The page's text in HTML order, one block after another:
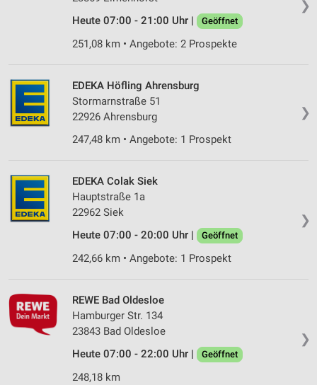
❯
Heute 07:00 - 21:00 Uhr |
Geöffnet
251,08 km • Angebote: 2 Prospekte
❯
EDEKA Höfling Ahrensburg
Stormarnstraße 51
22926 Ahrensburg
247,48 km • Angebote: 1 Prospekt
❯
EDEKA Colak Siek
Hauptstraße 1a
22962 Siek
Heute 07:00 - 20:00 Uhr |
Geöffnet
242,66 km • Angebote: 1 Prospekt
❯
REWE Bad Oldesloe
Hamburger Str. 134
23843 Bad Oldesloe
Heute 07:00 - 22:00 Uhr |
Geöffnet
248,18 km